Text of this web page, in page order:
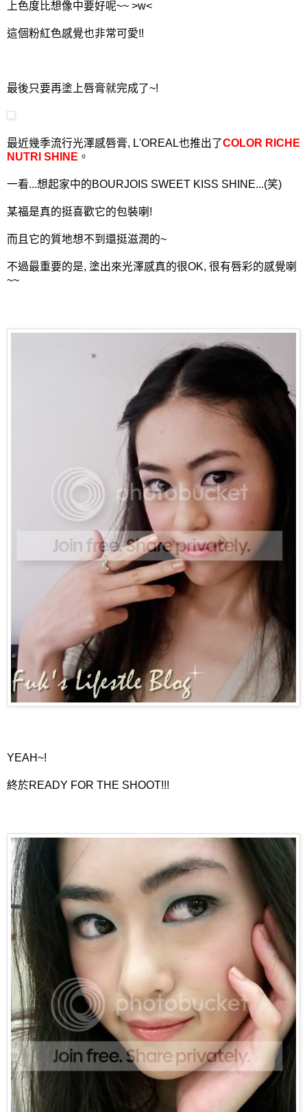
上色度比想像中要好呢~~ >w<
這個粉紅色感覺也非常可愛!!
最後只要再塗上唇膏就完成了~!
最近幾季流行光澤感唇膏, L'OREAL也推出了COLOR RICHE
NUTRI SHINE 。
一看...想起家中的BOURJOIS SWEET KISS SHINE...(笑)
某福是真的挺喜歡它的包裝喇!
而且它的質地想不到還挺滋潤的~
不過最重要的是, 塗出來光澤感真的很OK, 很有唇彩的感覺喇
~~
YEAH~!
終於READY FOR THE SHOOT!!!